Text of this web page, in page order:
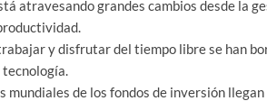
atravesando grandes cambios desde la
y disfrutar del tiempo libre se han
tecnología.
mundiales de los fondos de inversión